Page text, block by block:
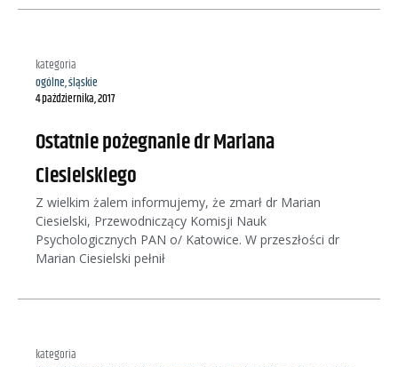
kategoria
ogólne,śląskie
4 października, 2017
Ostatnie pożegnanie dr Mariana
Ciesielskiego
Z wielkim żalem informujemy, że zmarł dr Marian
Ciesielski, Przewodniczący Komisji Nauk
Psychologicznych PAN o/ Katowice. W przeszłości dr
Marian Ciesielski pełnił
kategoria